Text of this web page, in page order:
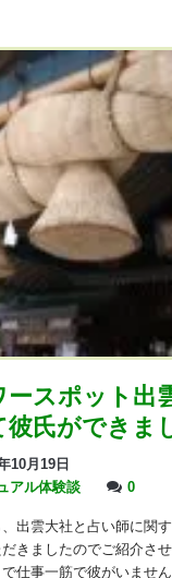
スポット出
氏ができま
10月19日
アル体験談
0
出雲大社と占い師に関
きましたのでご紹介さ
仕事一筋で彼がいませ